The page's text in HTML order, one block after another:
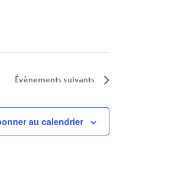
Évènements suivants
au calendrier